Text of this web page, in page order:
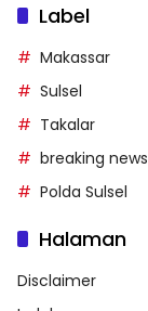
Label
Makassar
Sulsel
Takalar
breaking news
Polda Sulsel
Halaman
Disclaimer